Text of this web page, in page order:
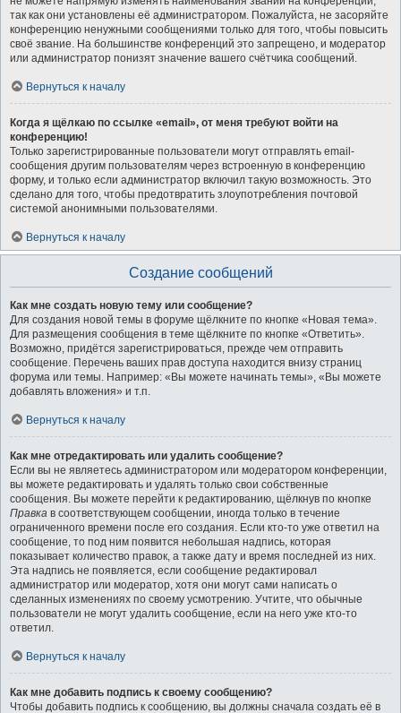
так как они установлены её администратором. Пожалуйста, не засоряйте
конференцию ненужными сообщениями только для того, чтобы повысить
своё звание. На большинстве конференций это запрещено, и модератор
или администратор понизят значение вашего счётчика сообщений.
Вернуться к началу
Когда я щёлкаю по ссылке «email», от меня требуют войти на
конференцию!
Только зарегистрированные пользователи могут отправлять email-
сообщения другим пользователям через встроенную в конференцию
форму, и только если администратор включил такую возможность. Это
сделано для того, чтобы предотвратить злоупотребления почтовой
системой анонимными пользователями.
Вернуться к началу
Создание сообщений
Как мне создать новую тему или сообщение?
Для создания новой темы в форуме щёлкните по кнопке «Новая тема».
Для размещения сообщения в теме щёлкните по кнопке «Ответить».
Возможно, придётся зарегистрироваться, прежде чем отправить
сообщение. Перечень ваших прав доступа находится внизу страниц
форума или темы. Например: «Вы можете начинать темы», «Вы можете
добавлять вложения» и т.п.
Вернуться к началу
Как мне отредактировать или удалить сообщение?
Если вы не являетесь администратором или модератором конференции,
вы можете редактировать и удалять только свои собственные
сообщения. Вы можете перейти к редактированию, щёлкнув по кнопке
Правка в соответствующем сообщении, иногда только в течение
ограниченного времени после его создания. Если кто-то уже ответил на
сообщение, то под ним появится небольшая надпись, которая
показывает количество правок, а также дату и время последней из них.
Эта надпись не появляется, если сообщение редактировал
администратор или модератор, хотя они могут сами написать о
сделанных изменениях по своему усмотрению. Учтите, что обычные
пользователи не могут удалить сообщение, если на него уже кто-то
ответил.
Вернуться к началу
Как мне добавить подпись к своему сообщению?
Чтобы добавить подпись к сообщению, вы должны сначала создать её в